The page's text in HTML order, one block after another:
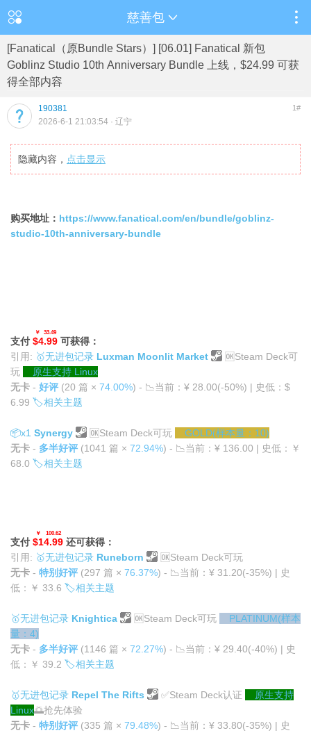
慈善包
[Fanatical（原Bundle Stars）] [06.01] Fanatical 新包
Goblinz Studio 10th Anniversary Bundle 上线，$24.99 可获
得全部内容
190381 1#
2026-6-1 21:03:54 · 辽宁
隐藏内容， 点击显示
购买地址： https://www.fanatical.com/en/bundle/goblinz-
studio-10th-anniversary-bundle
支付 $4.99
￥33.49
可获得：
引用: 🥇无进包记录 Luxman Moonlit Market 🆗Steam Deck可
玩
原生支持 Linux
无卡 - 好评 (20 篇 × 74.00%) - 📉当前：¥ 28.00(-50%) | 史低：$
6.99 🏷️相关主题
📦x1 Synergy 🆗Steam Deck可玩
GOLD(样本量：10)
无卡 - 多半好评 (1041 篇 × 72.94%) - 📉当前：¥ 136.00 | 史低：￥
68.0 🏷️相关主题
支付 $14.99
￥100.62
还可获得：
引用: 🥇无进包记录 Runeborn 🆗Steam Deck可玩
无卡 - 特别好评 (297 篇 × 76.37%) - 📉当前：¥ 31.20(-35%) | 史
低：￥ 33.6 🏷️相关主题
🥇无进包记录 Knightica 🆗Steam Deck可玩
PLATINUM(样本
量：4)
无卡 - 多半好评 (1146 篇 × 72.27%) - 📉当前：¥ 29.40(-40%) | 史
低：￥ 39.2 🏷️相关主题
🥇无进包记录 Repel The Rifts ✅Steam Deck认证
原生支持
Linux🌅抢先体验
无卡 - 特别好评 (335 篇 × 79.48%) - 📉当前：¥ 33.80(-35%) | 史